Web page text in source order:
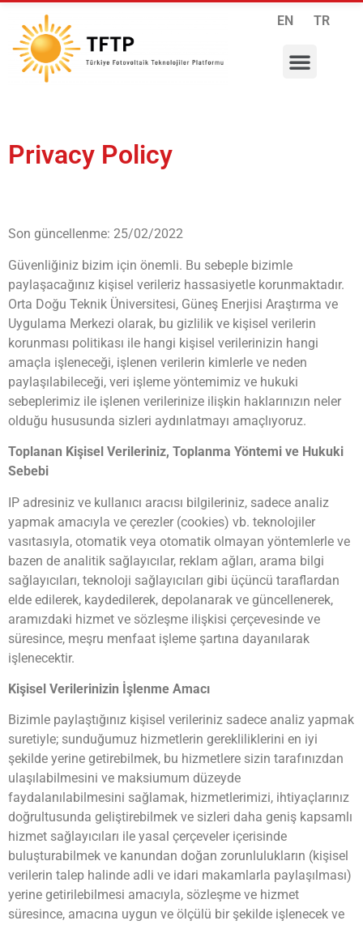
EN TR
Privacy Policy
Son güncellenme: 25/02/2022
Güvenliğiniz bizim için önemli. Bu sebeple bizimle
paylaşacağınız kişisel verileriz hassasiyetle korunmaktadır.
Orta Doğu Teknik Üniversitesi, Güneş Enerjisi Araştırma ve
Uygulama Merkezi olarak, bu gizlilik ve kişisel verilerin
korunması politikası ile hangi kişisel verilerinizin hangi
amaçla işleneceği, işlenen verilerin kimlerle ve neden
paylaşılabileceği, veri işleme yöntemimiz ve hukuki
sebeplerimiz ile işlenen verilerinize ilişkin haklarınızın neler
olduğu hususunda sizleri aydınlatmayı amaçlıyoruz.
Toplanan Kişisel Verileriniz, Toplanma Yöntemi ve Hukuki
Sebebi
IP adresiniz ve kullanıcı aracısı bilgileriniz, sadece analiz
yapmak amacıyla ve çerezler (cookies) vb. teknolojiler
vasıtasıyla, otomatik veya otomatik olmayan yöntemlerle ve
bazen de analitik sağlayıcılar, reklam ağları, arama bilgi
sağlayıcıları, teknoloji sağlayıcıları gibi üçüncü taraflardan
elde edilerek, kaydedilerek, depolanarak ve güncellenerek,
aramızdaki hizmet ve sözleşme ilişkisi çerçevesinde ve
süresince, meşru menfaat işleme şartına dayanılarak
işlenecektir.
Kişisel Verilerinizin İşlenme Amacı
Bizimle paylaştığınız kişisel verileriniz sadece analiz yapmak
suretiyle; sunduğumuz hizmetlerin gerekliliklerini en iyi
şekilde yerine getirebilmek, bu hizmetlere sizin tarafınızdan
ulaşılabilmesini ve maksiumum düzeyde
faydalanılabilmesini sağlamak, hizmetlerimizi, ihtiyaçlarınız
doğrultusunda geliştirebilmek ve sizleri daha geniş kapsamlı
hizmet sağlayıcıları ile yasal çerçeveler içerisinde
buluşturabilmek ve kanundan doğan zorunlulukların (kişisel
verilerin talep halinde adli ve idari makamlarla paylaşılması)
yerine getirilebilmesi amacıyla, sözleşme ve hizmet
süresince, amacına uygun ve ölçülü bir şekilde işlenecek ve